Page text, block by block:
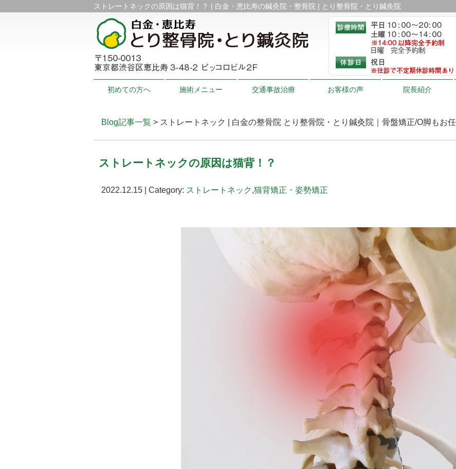
ストレートネックの原因は猫背！？ | 白金・恵比寿の鍼灸院・整骨院 | とり整骨院・とり鍼灸院
初めての方へ 施術メニュー 交通事故治療 お客様の声 院長紹介
Blog記事一覧 > ストレートネック | 白金の整骨院 とり整骨院・とり鍼灸院｜骨盤矯正/O脚もお
ストレートネックの原因は猫背！？
2022.12.15 | Category: ストレートネック,猫背矯正・姿勢矯正